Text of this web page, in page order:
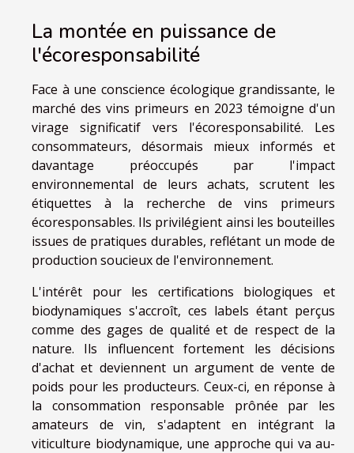
La montée en puissance de
l'écoresponsabilité
Face à une conscience écologique grandissante, le
marché des vins primeurs en 2023 témoigne d'un
virage significatif vers l'écoresponsabilité. Les
consommateurs, désormais mieux informés et
davantage préoccupés par l'impact
environnemental de leurs achats, scrutent les
étiquettes à la recherche de vins primeurs
écoresponsables. Ils privilégient ainsi les bouteilles
issues de pratiques durables, reflétant un mode de
production soucieux de l'environnement.
L'intérêt pour les certifications biologiques et
biodynamiques s'accroît, ces labels étant perçus
comme des gages de qualité et de respect de la
nature. Ils influencent fortement les décisions
d'achat et deviennent un argument de vente de
poids pour les producteurs. Ceux-ci, en réponse à
la consommation responsable prônée par les
amateurs de vin, s'adaptent en intégrant la
viticulture biodynamique, une approche qui va au-